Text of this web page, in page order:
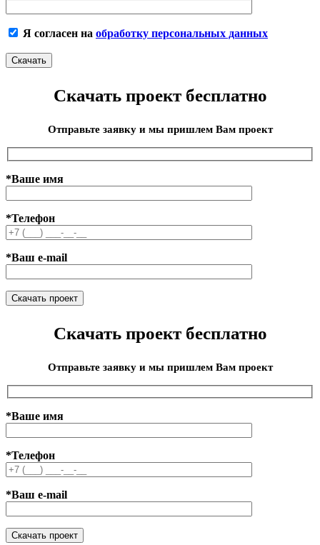
Я согласен на обработку персональных данных
Скачать проект бесплатно
Отправьте заявку и мы пришлем Вам проект
*Ваше имя
*Телефон
*Ваш e-mail
Скачать проект бесплатно
Отправьте заявку и мы пришлем Вам проект
*Ваше имя
*Телефон
*Ваш e-mail